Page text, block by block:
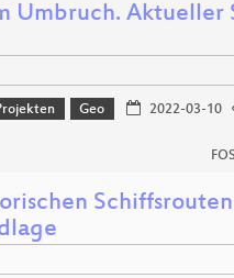
Umbruch. Aktueller
Geo
2022-03-10